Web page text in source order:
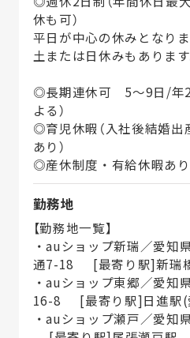
休も可）
平日が中心の休みとなり
土または日休みもあります
◎長期連休可 5～9日/年2
よる）
◎育児休暇（入社後結婚
あり）
◎産休制度・有給休暇あり
勤務地
【勤務地一覧】
・auショップ新瑞／愛知
通7-18 [最寄り駅]新瑞
・auショップ東郷／愛知
16-8 [最寄り駅]日進駅(
・auショップ瀬戸／愛知